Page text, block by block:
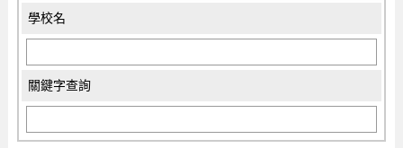
學校名
關鍵字查詢